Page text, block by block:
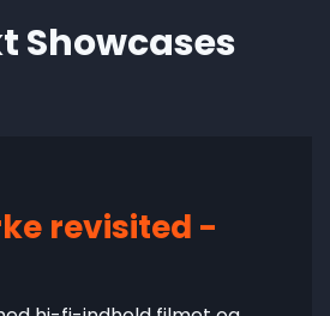
Showcases
revisited -